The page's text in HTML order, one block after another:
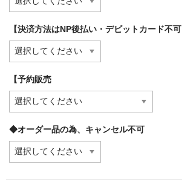
【決済方法はNP後払い・デビットカード不可
【予約販売
◆オーダー品の為、キャンセル不可